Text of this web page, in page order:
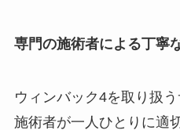
専門の施術者による丁寧
ウィンバック4を取り扱
施術者が一人ひとりに適